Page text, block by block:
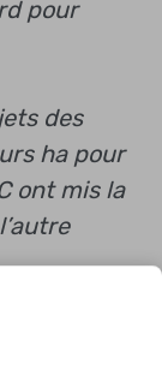
pour
des
ha pour
ont mis la